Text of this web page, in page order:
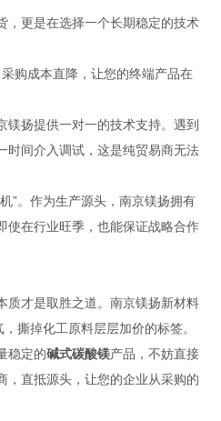
，更是在选择一个长期稳定的技术
购成本直降，让您的终端产品在
镁扬提供一对一的技术支持。遇到
时间介入调试，这是纯贸易商无法
”。作为生产源头，南京镁扬拥有
使在行业旺季，也能保证战略合作
质才是取胜之道。南京镁扬新材料
撕掉化工原料层层加价的标签。
稳定的碱式碳酸镁产品，不妨直接
，直抵源头，让您的企业从采购的